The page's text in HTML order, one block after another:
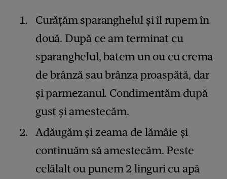
Curățăm sparanghelul și îl rupem în
două. După ce am terminat cu
sparanghelul, batem un ou cu crema
de brânză sau brânza proaspătă, dar
și parmezanul. Condimentăm după
gust și amestecăm.
Adăugăm și zeama de lămâie și
continuăm să amestecăm. Peste
celălalt ou punem 2 linguri cu apă